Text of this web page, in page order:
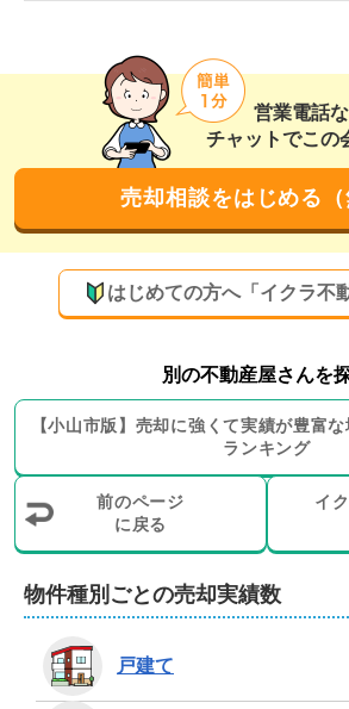
営業電話な
チャットでこの
売却相談をはじめる（
はじめての方へ「イクラ不
別の不動産屋さんを
【小山市版】 売却に強くて実績が豊富
ランキング
前のページ
に戻る
イ
近隣の買い手に向けた、チラシのポ
込広告、看板の設置も併用しています
広告には、物件のアピールポイント
した情報を載せ、写真やコメントを
専門性の高いスタッフが、誠意
現に向け尽力いたします！
地建物取引士」の資格を取得しており
また、長年不動産業界に携わってい
タッフ、大手不動産会社で経験を積
さまざまなスタッフが在籍している点
実力のある経験豊かなスタッフが、
す。
さらに、弁護士や税理士、司法書士
も連携。相続、離婚による売却とい
物件種別ごとの売却実績数
戸建て